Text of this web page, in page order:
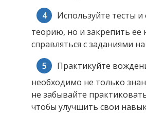
Используйте тесты
теорию, но и закрепить ее
справляться с заданиями
Практикуйте
необходимо не только
не забывайте
чтобы улучшить свои